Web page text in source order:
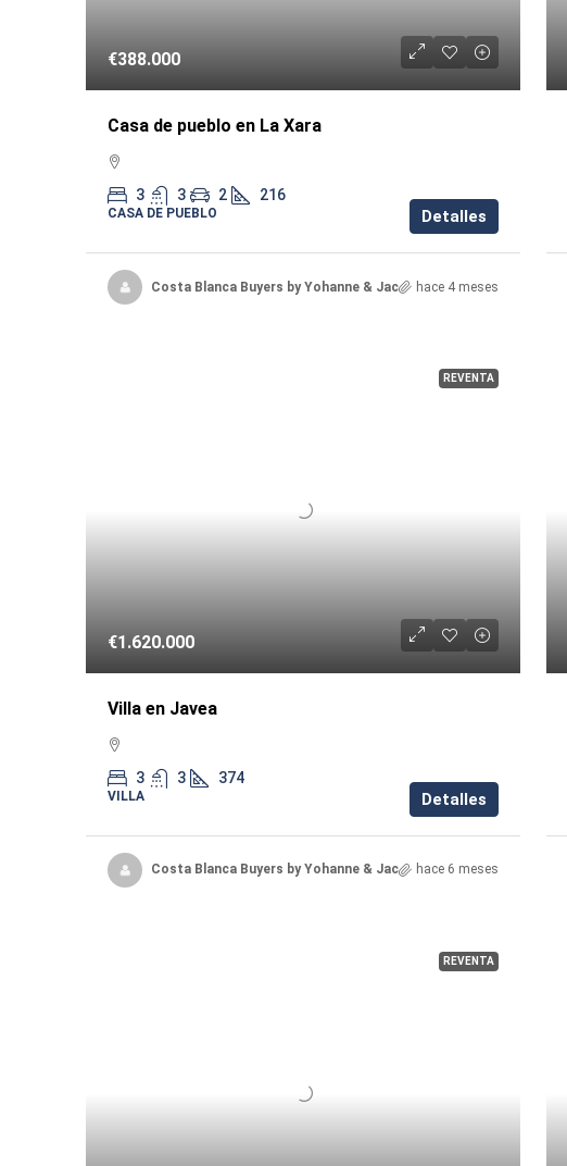
€388.000
Casa de pueblo en La Xara
3 3 2 216
CASA DE PUEBLO Detalles
Costa Blanca Buyers by Yohanne & Jacquelinehace 4 meses
REVENTA
€1.620.000
Villa en Javea
3 3 374
VILLA Detalles
Costa Blanca Buyers by Yohanne & Jacquelinehace 6 meses
REVENTA